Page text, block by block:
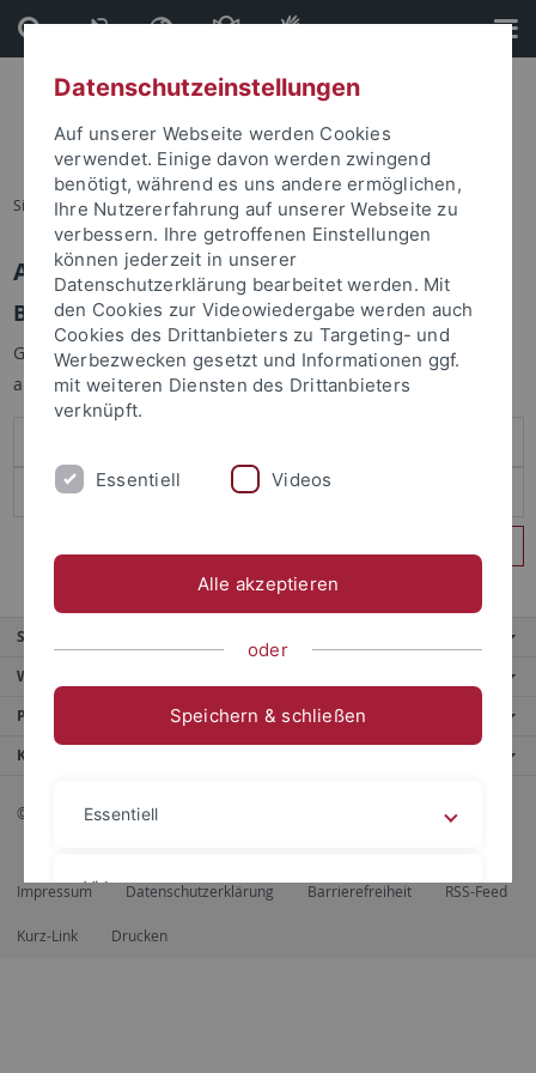
Direkt
zum
Inhalt
Direkt
zur
Fußleiste
Sie sind hier: Startseite
Anmelden
Benutzeranmeldung
Geben Sie Ihren Benutzernamen und Ihr Passwort an um sich
anzumelden:
Service
Weitere Angebote
Portale
Kontaktinfo
© 2026 Eberhard Karls Universität Tübingen, Tübingen
Impressum Datenschutzerklärung Barrierefreiheit RSS-Feed
Kurz-Link Drucken
Datenschutzeinstellungen
Auf unserer Webseite werden Cookies
verwendet. Einige davon werden zwingend
benötigt, während es uns andere ermöglichen,
Ihre Nutzererfahrung auf unserer Webseite zu
verbessern. Ihre getroffenen Einstellungen
können jederzeit in unserer
Datenschutzerklärung bearbeitet werden. Mit
den Cookies zur Videowiedergabe werden auch
Cookies des Drittanbieters zu Targeting- und
Werbezwecken gesetzt und Informationen ggf.
mit weiteren Diensten des Drittanbieters
verknüpft.
Essentiell Videos
Alle akzeptieren
oder
Speichern & schließen
Essentiell
Videos